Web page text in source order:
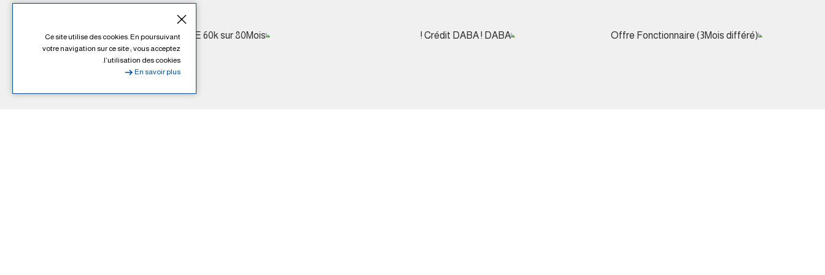
Ce site utilise des cookies. En poursuivant
votre navigation sur ce site ; vous acceptez
l’utilisation des cookies.
En savoir plus